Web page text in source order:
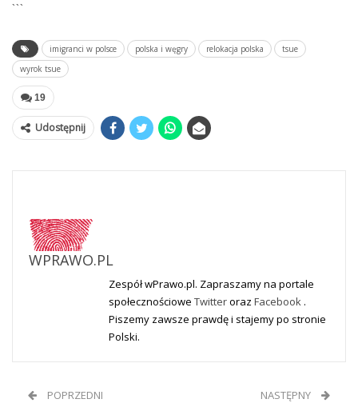
```
imigranci w polsce polska i węgry relokacja polska
tsue
wyrok tsue
19
Udostępnij
WPRAWO.PL
Zespół wPrawo.pl. Zapraszamy na portale
społecznościowe Twitteroraz Facebook .
Piszemy zawsze prawdę i stajemy po stronie
Polski.
POPRZEDNI NASTĘPNY